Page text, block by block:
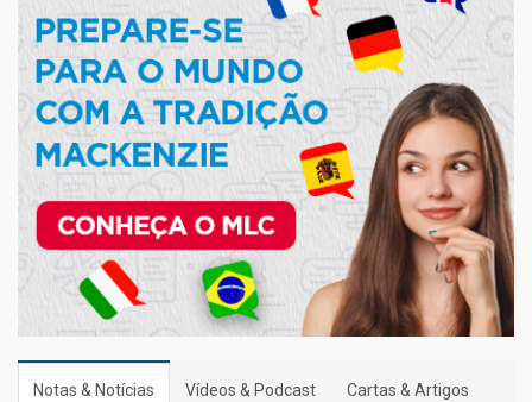
Notas & Notícias Vídeos & Podcast Cartas & Artigos